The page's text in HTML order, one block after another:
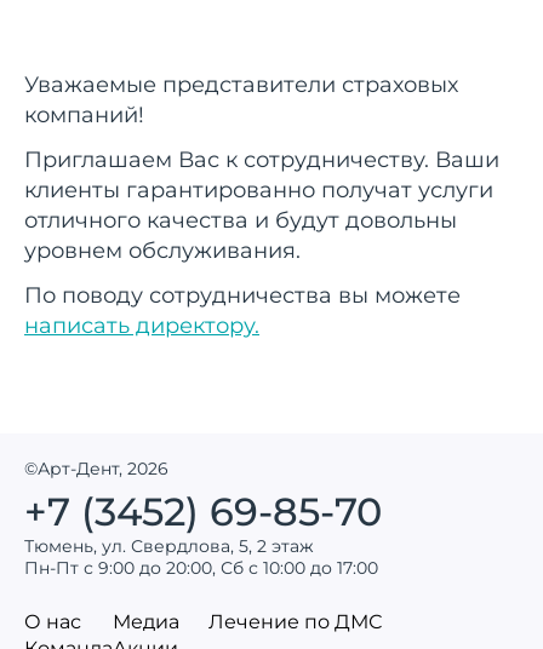
Уважаемые представители страховых
компаний!
Приглашаем Вас к сотрудничеству. Ваши
клиенты гарантированно получат услуги
отличного качества и будут довольны
уровнем обслуживания.
По поводу сотрудничества вы можете
написать директору.
©Арт-Дент, 2026
+7 (3452) 69-85-70
Тюмень, ул. Свердлова, 5, 2 этаж
Пн-Пт с 9:00 до 20:00, Сб с 10:00 до 17:00
О нас
Медиа
Лечение по ДМС